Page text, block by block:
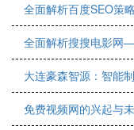
全面解析百度SEO策
全面解析搜搜电影网
大连豪森智源：智能
免费视频网的兴起与